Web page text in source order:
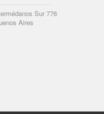
Sur 776
Aires